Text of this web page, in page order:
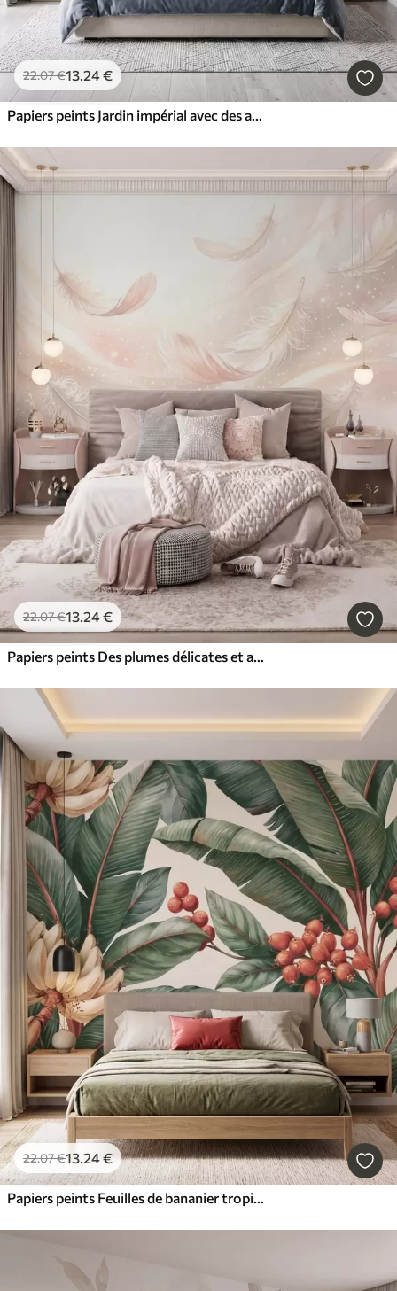
22.07€13.24€
Papiers peints Jardin impérial avec des animaux de style oriental : singe, léopard, tigre, paon et héron
22.07€13.24€
Papiers peints Des plumes délicates et aériennes, nimbées d'une brume rose-pêche aux reflets chatoyants
22.07€13.24€
Papiers peints Feuilles de bananier tropicales ornées de grappes de baies de café rouges, style aquarelle